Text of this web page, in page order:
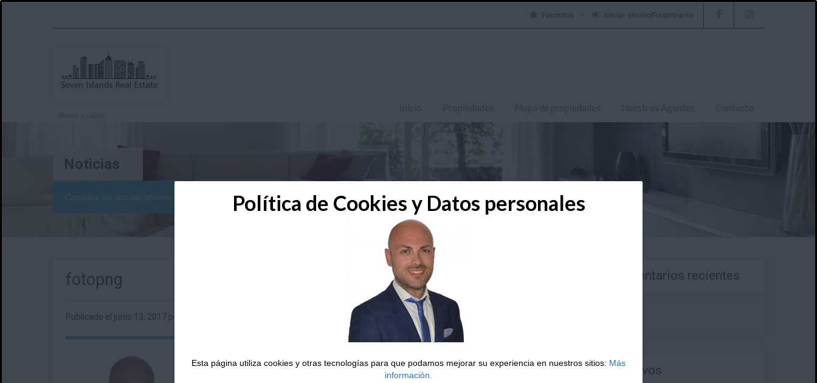
Noticias
Consulta las actualizaciones del mercado
fotopng
Publicado el junio 13, 2017 por admin en
Comentarios recientes
Archivos
Política de Cookies y Datos personales
Esta página utiliza cookies y otras tecnologías para que podamos mejorar su experiencia en nuestros sitios: Más
información.